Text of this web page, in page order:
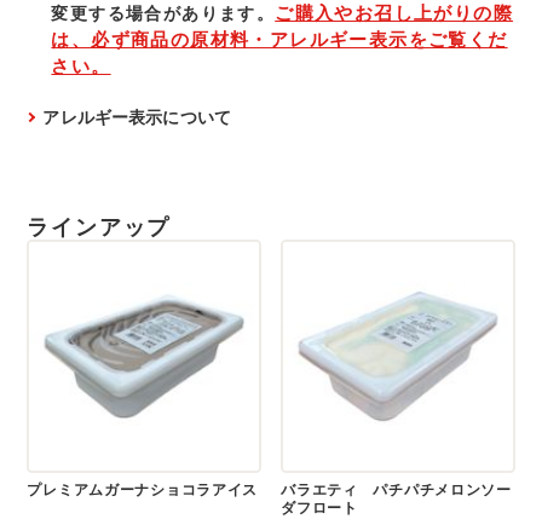
変更する場合があります。 ご購入やお召し上がりの際
は、必ず商品の原材料・アレルギー表示をご覧くだ
さい。
アレルギー表示について
ラインアップ
プレミアムガーナショコラアイス
バラエティ パチパチメロンソー
ダフロート